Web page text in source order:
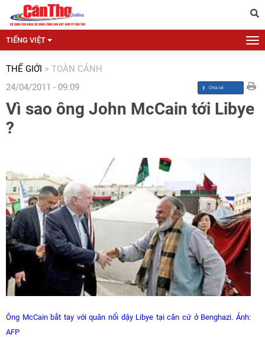
TIẾNG VIỆT
THẾ GIỚI > TOÀN CẢNH
24/04/2011 - 09:09
Vì sao ông John McCain tới Libye
?
Ông McCain bắt tay với quân nổi dậy Libye tại căn cứ ở Benghazi. Ảnh:
AFP